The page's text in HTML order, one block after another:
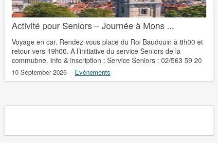
Activité pour Seniors – Journée à Mons ...
Voyage en car. Rendez-vous place du Roi Baudouin à 8h00 et
retour vers 19h00. A l’initiative du service Seniors de la
commubne. Info & inscription : Service Seniors : 02/563 59 20
10 September 2026 - Evénements